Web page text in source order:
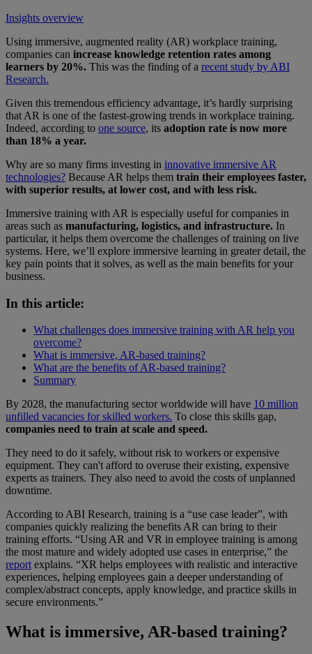
Insights overview
Using immersive, augmented reality (AR) workplace training,
companies can increase knowledge retention rates among
learners by 20%. This was the finding of a recent study by ABI
Research.
Given this tremendous efficiency advantage, it’s hardly surprising
that AR is one of the fastest-growing trends in workplace training.
Indeed, according to one source, its adoption rate is now more
than 18% a year.
Why are so many firms investing in innovative immersive AR
technologies? Because AR helps them train their employees faster,
with superior results, at lower cost, and with less risk.
Immersive training with AR is especially useful for companies in
areas such as manufacturing, logistics, and infrastructure. In
particular, it helps them overcome the challenges of training on live
systems. Here, we’ll explore immersive learning in greater detail, the
key pain points that it solves, as well as the main benefits for your
business.
In this article:
What challenges does immersive training with AR help you
overcome?
What is immersive, AR-based training?
What are the benefits of AR-based training?
Summary
By 2028, the manufacturing sector worldwide will have 10 million
unfilled vacancies for skilled workers. To close this skills gap,
companies need to train at scale and speed.
They need to do it safely, without risk to workers or expensive
equipment. They can't afford to overuse their existing, expensive
experts as trainers. They also need to avoid the costs of unplanned
downtime.
According to ABI Research, training is a “use case leader”, with
companies quickly realizing the benefits AR can bring to their
training efforts. “Using AR and VR in employee training is among
the most mature and widely adopted use cases in enterprise,” the
report explains. “XR helps employees with realistic and interactive
experiences, helping employees gain a deeper understanding of
complex/abstract concepts, apply knowledge, and practice skills in
secure environments.”
What is immersive, AR-based training?